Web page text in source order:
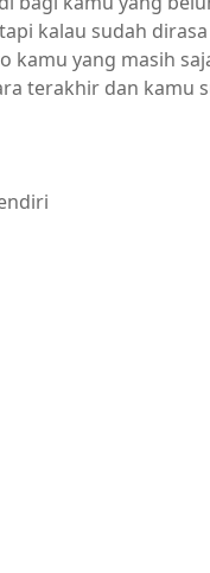
kalau sudah
yang masih
terakhir dan kamu